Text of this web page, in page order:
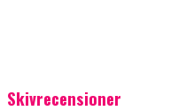
Skivrecensioner